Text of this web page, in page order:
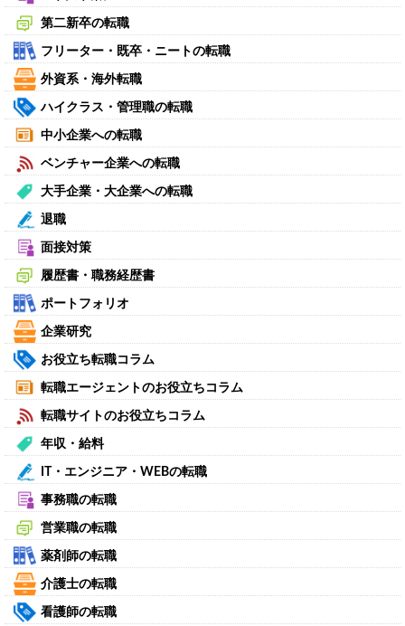
第二新卒の転職
フリーター・既卒・ニートの転職
外資系・海外転職
ハイクラス・管理職の転職
中小企業への転職
ベンチャー企業への転職
大手企業・大企業への転職
退職
面接対策
履歴書・職務経歴書
ポートフォリオ
企業研究
お役立ち転職コラム
転職エージェントのお役立ちコラム
転職サイトのお役立ちコラム
年収・給料
IT・エンジニア・WEBの転職
事務職の転職
営業職の転職
薬剤師の転職
介護士の転職
看護師の転職